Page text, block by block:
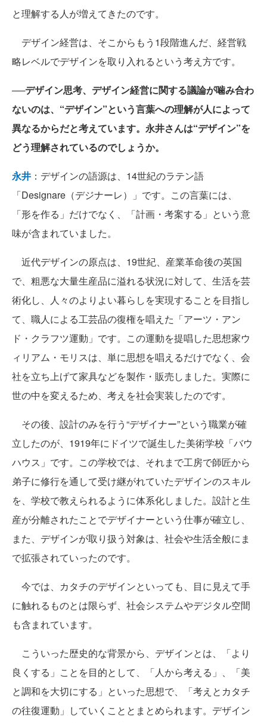
と理解する人が増えてきたのです。
デザイン経営は、そこからもう1段階進んだ、経営戦
略レベルでデザインを取り入れるという考え方です。
──デザイン思考、デザイン経営に関する議論が噛み合わ
ないのは、“デザイン”という言葉への理解が人によって
異なるからだと考えています。永井さんは“デザイン”を
どう理解されているのでしょうか。
永井 ：デザインの語源は、14世紀のラテン語
「Designare（デジナーレ）」です。この言葉には、
「形を作る」だけでなく、「計画・考案する」という意
味が含まれていました。
近代デザインの原点は、19世紀、産業革命後の英国
で、粗悪な大量生産品に溢れる状況に対して、生活を芸
術化し、人々のよりよい暮らしを実現することを目指し
て、職人による工芸品の復権を唱えた「アーツ・アン
ド・クラフツ運動」です。この運動を提唱した思想家ウ
ィリアム・モリスは、単に思想を唱えるだけでなく、会
社を立ち上げて家具などを製作・販売しました。実際に
世の中を変えるため、考えを社会実装したのです。
その後、設計のみを行う“デザイナー”という職業が確
立したのが、1919年にドイツで誕生した美術学校「バウ
ハウス」です。この学校では、それまで工房で師匠から
弟子に修行を通して受け継がれていたデザインのスキル
を、学校で教えられるように体系化しました。設計と生
産が分離されたことでデザイナーという仕事が確立し、
また、デザインが取り扱う対象は、社会や生活全般にま
で拡張されていったのです。
今では、カタチのデザインといっても、目に見えて手
に触れるものとは限らず、社会システムやデジタル空間
も含まれています。
こういった歴史的な背景から、デザインとは、「より
良くする」ことを目的として、「人から考える」、「美
と調和を大切にする」といった思想で、「考えとカタチ
の往復運動」していくこととまとめられます。デザイン